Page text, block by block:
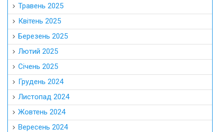
Травень 2025
Квітень 2025
Березень 2025
Лютий 2025
Січень 2025
Грудень 2024
Листопад 2024
Жовтень 2024
Вересень 2024